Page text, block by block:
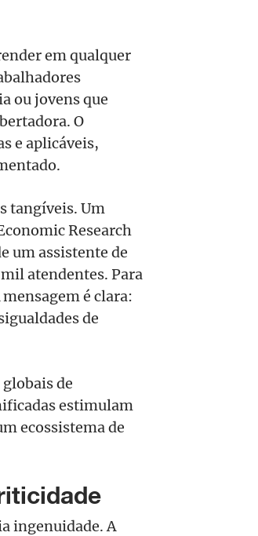
em qualquer
ou jovens que
O
e aplicáveis,
tangíveis. Um
Research
um assistente de
atendentes. Para
é clara:
de
de
estimulam
ecossistema de
ingenuidade. A